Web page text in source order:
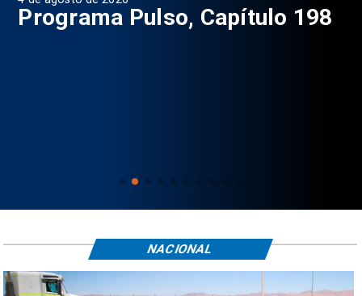
Programa Pulso, Capítulo 198
NACIONAL